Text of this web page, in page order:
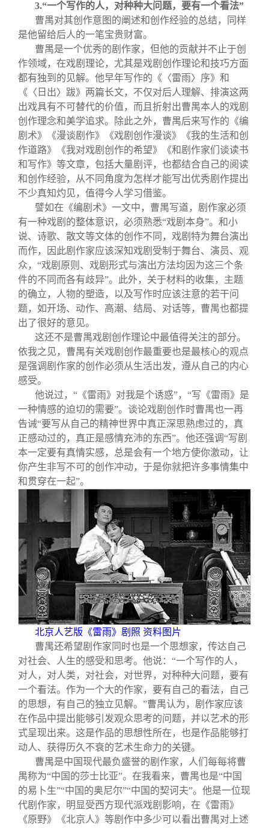
3.“一个写作的人，对种种大问题，要有一个看法”
曹禺对其创作意图的阐述和创作经验的总结，同样
是他留给后人的一笔宝贵财富。
曹禺是一个优秀的剧作家，但他的贡献并不止于创
作领域，在戏剧理论，尤其是戏剧创作理论和技巧方面
都有独到的见解。他早年写作的《〈雷雨〉序》和
《〈日出〉跋》两篇长文，不仅对后人理解、排演这两
出戏具有不可替代的价值，而且折射出曹禺本人的戏剧
创作理念和美学追求。除此之外，曹禺后来写作的《编
剧术》《漫谈剧作》《戏剧创作漫谈》《我的生活和创
作道路》《我对戏剧创作的希望》《和剧作家们谈读书
和写作》等文章，包括大量剧评，也都结合自己的阅读
和创作经验，从不同角度为怎样才能写出优秀剧作提出
不少真知灼见，值得今人学习借鉴。
譬如在《编剧术》一文中，曹禺写道，剧作家必须
有一种戏剧的整体意识，必须熟悉“戏剧本身”。和小
说、诗歌、散文等文体的创作不同，戏剧特为舞台演出
而作，因此剧作家应该深知戏剧受制于舞台、演员、观
众，“戏剧原则、戏剧形式与演出方法均因为这三个条
件的不同而各有歧异”。此外，关于材料的收集，主题
的确立，人物的塑造，以及写作时应该注意的若干问
题，如开场、动作、高潮、结局、对话等，曹禺也都提
出了很好的意见。
这还不是曹禺戏剧创作理论中最值得关注的部分。
依我之见，曹禺有关戏剧创作最重要也是最核心的观点
是强调剧作家的创作必须从生活出发，遵从自己的内心
感受。
他说过，“《雷雨》对我是个诱惑”，“写《雷雨》是
一种情感的迫切的需要”。谈论戏剧创作时曹禺也一再
告诫“要写从自己的精神世界中真正深思熟虑过的，真
正感动过的，真正是感情充沛的东西”。他还强调“写剧
本一定要有真情实感，总是会有一个地方使你激动，让
你产生非写不可的创作冲动，于是你就把许多事情集中
和贯穿在一起”。
北京人艺版《雷雨》剧照 资料图片
曹禺还希望剧作家同时也是一个思想家，传达自己
对社会、人生的感受和思考。他说：“一个写作的人，
对人，对人类，对社会，对世界，对种种大问题，要有
一个看法。作为一个大的作家，要有自己的看法，自己
的思想，有自己的独立见解。”曹禺认为，剧作家应该
在作品中提出能够引发观众思考的问题，并以艺术的形
式呈现出来。这是作品的思想性所在，也是作品能够打
动人、获得历久不衰的艺术生命力的关键。
曹禺是中国现代最负盛誉的剧作家，人们每每将曹
禺称为“中国的莎士比亚”。在我看来，曹禺也是“中国
的易卜生”“中国的奥尼尔”“中国的契诃夫”。他是一位现
代剧作家，明显受西方现代派戏剧影响，在《雷雨》
《原野》《北京人》等剧作中多少可以看出曹禺对上述